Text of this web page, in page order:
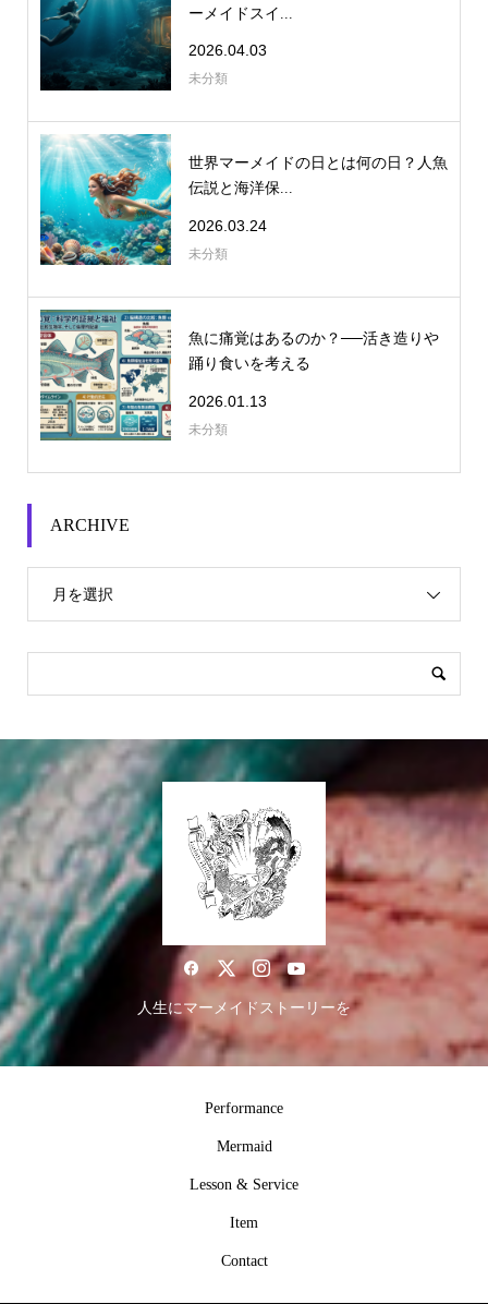
ーメイドスイ...
2026.04.03
未分類
世界マーメイドの日とは何の日？人魚
伝説と海洋保...
2026.03.24
未分類
魚に痛覚はあるのか？──活き造りや
踊り食いを考える
2026.01.13
未分類
ARCHIVE
月を選択
人生にマーメイドストーリーを
Performance
Mermaid
Lesson & Service
Item
Contact